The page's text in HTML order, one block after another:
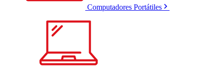
Computadores Portátiles